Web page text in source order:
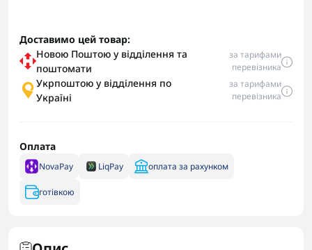
Доставимо цей товар:
Новою Поштою у відділення та
поштомати
за тарифами
перевізника
Укрпоштою у відділення по
Україні
за тарифами
перевізника
Оплата
NovaPay LiqPay оплата за рахунком
готівкою